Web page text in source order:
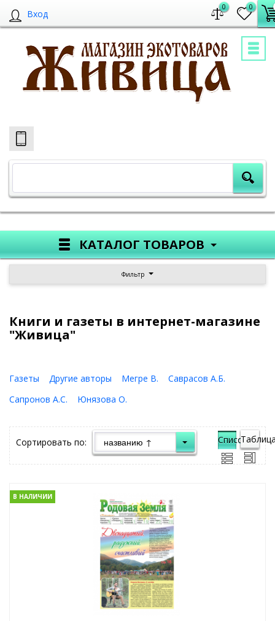
Вход
0 0
КАТАЛОГ ТОВАРОВ
Фильтр
Книги и газеты в интернет-магазине
"Живица"
Газеты Другие авторы Мегре В.
Саврасов А.Б.
Сапронов А.С.
Юнязова О.
Сортировать по: Список">
В НАЛИЧИИ